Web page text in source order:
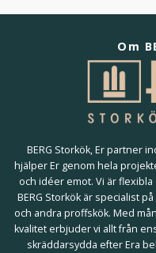
Om
BERG Storkök, Er partner
hjälper Er genom hela
och idéer emot. Vi är
BERG Storkök är specialist
och andra proffskök. Med
kvalitet erbjuder vi allt från
skräddarsydda efter Era